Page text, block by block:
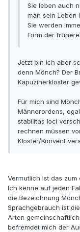
Sie leben auch
man sein Leben
Sie werden
Form der
Jetzt bin ich aber
denn Mönch? Der
Kapuzinerkloster
Für mich sind
Männerordens,
stabilitas loci
rechnen müssen
Kloster/Konvent
Vermutlich ist das
Ich kenne auf jeden
die Bezeichnung
Sprachgebrauch ist
Arten
befremdet mich der